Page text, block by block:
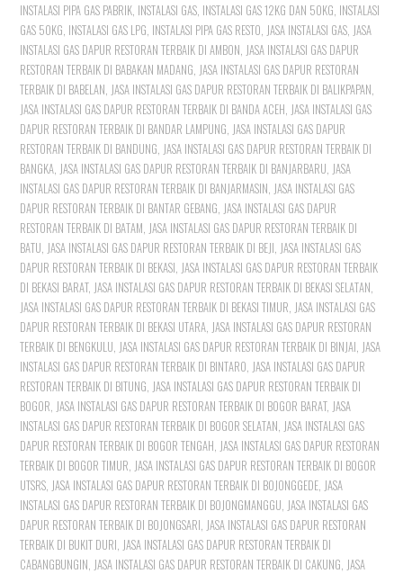
INSTALASI PIPA GAS PABRIK INSTALASI GAS INSTALASI GAS 12KG DAN 50KG INSTALASI
GAS 50KG INSTALASI GAS LPG INSTALASI PIPA GAS RESTO JASA INSTALASI GAS JASA
INSTALASI GAS DAPUR RESTORAN TERBAIK DI AMBON JASA INSTALASI GAS DAPUR
RESTORAN TERBAIK DI BABAKAN MADANG JASA INSTALASI GAS DAPUR RESTORAN
TERBAIK DI BABELAN JASA INSTALASI GAS DAPUR RESTORAN TERBAIK DI BALIKPAPAN
JASA INSTALASI GAS DAPUR RESTORAN TERBAIK DI BANDA ACEH JASA INSTALASI GAS
DAPUR RESTORAN TERBAIK DI BANDAR LAMPUNG JASA INSTALASI GAS DAPUR
RESTORAN TERBAIK DI BANDUNG JASA INSTALASI GAS DAPUR RESTORAN TERBAIK DI
BANGKA JASA INSTALASI GAS DAPUR RESTORAN TERBAIK DI BANJARBARU JASA
INSTALASI GAS DAPUR RESTORAN TERBAIK DI BANJARMASIN JASA INSTALASI GAS
DAPUR RESTORAN TERBAIK DI BANTAR GEBANG JASA INSTALASI GAS DAPUR
RESTORAN TERBAIK DI BATAM JASA INSTALASI GAS DAPUR RESTORAN TERBAIK DI
BATU JASA INSTALASI GAS DAPUR RESTORAN TERBAIK DI BEJI JASA INSTALASI GAS
DAPUR RESTORAN TERBAIK DI BEKASI JASA INSTALASI GAS DAPUR RESTORAN TERBAIK
DI BEKASI BARAT, JASA INSTALASI GAS DAPUR RESTORAN TERBAIK DI BEKASI SELATAN
JASA INSTALASI GAS DAPUR RESTORAN TERBAIK DI BEKASI TIMUR JASA INSTALASI GAS
DAPUR RESTORAN TERBAIK DI BEKASI UTARA JASA INSTALASI GAS DAPUR RESTORAN
TERBAIK DI BENGKULU JASA INSTALASI GAS DAPUR RESTORAN TERBAIK DI BINJAI JASA
INSTALASI GAS DAPUR RESTORAN TERBAIK DI BINTARO JASA INSTALASI GAS DAPUR
RESTORAN TERBAIK DI BITUNG JASA INSTALASI GAS DAPUR RESTORAN TERBAIK DI
BOGOR JASA INSTALASI GAS DAPUR RESTORAN TERBAIK DI BOGOR BARAT, JASA
INSTALASI GAS DAPUR RESTORAN TERBAIK DI BOGOR SELATAN JASA INSTALASI GAS
DAPUR RESTORAN TERBAIK DI BOGOR TENGAH JASA INSTALASI GAS DAPUR RESTORAN
TERBAIK DI BOGOR TIMUR JASA INSTALASI GAS DAPUR RESTORAN TERBAIK DI BOGOR
UTSRS JASA INSTALASI GAS DAPUR RESTORAN TERBAIK DI BOJONGGEDE JASA
INSTALASI GAS DAPUR RESTORAN TERBAIK DI BOJONGMANGGU JASA INSTALASI GAS
DAPUR RESTORAN TERBAIK DI BOJONGSARI JASA INSTALASI GAS DAPUR RESTORAN
TERBAIK DI BUKIT DURI JASA INSTALASI GAS DAPUR RESTORAN TERBAIK DI
CABANGBUNGIN JASA INSTALASI GAS DAPUR RESTORAN TERBAIK DI CAKUNG JASA